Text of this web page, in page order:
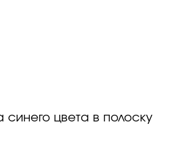
синего цвета в полоску